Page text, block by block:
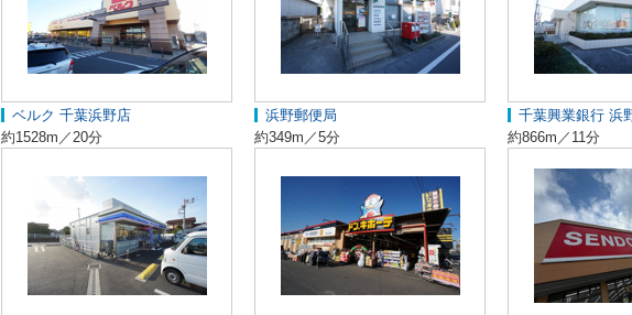
ベルク 千葉浜野店
約1528m／20分
浜野郵便局
約349m／5分
千葉興業銀行 浜
約866m／11分